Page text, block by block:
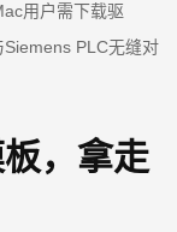
用户需下载驱
Siemens PLC无缝对
，拿走